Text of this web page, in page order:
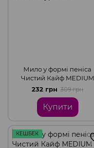
Мило у формі пеніса
Чистий Кайф MEDIUM
Brown, крафтове мило-
член, натуральне
232 грн 309 грн
Купити
КЕШБЕК